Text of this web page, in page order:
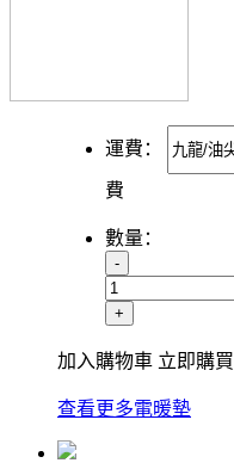
運費：
費
數量：
-
+
加入購物車 立即購買
查看更多電暖墊